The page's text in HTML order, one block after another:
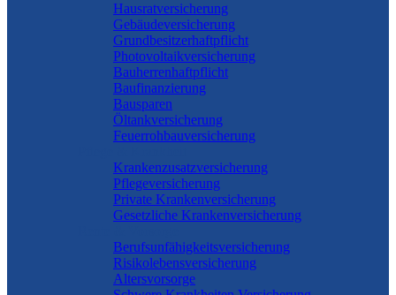
Hausratversicherung
Gebäudeversicherung
Grundbesitzerhaftpflicht
Photovoltaikversicherung
Bauherrenhaftpflicht
Baufinanzierung
Bausparen
Öltankversicherung
Feuerrohbauversicherung
Krankenzusatzversicherung
Pflegeversicherung
Private Krankenversicherung
Gesetzliche Krankenversicherung
Berufs­unfähigkeitsversicherung
Risikolebensversicherung
Altersvorsorge